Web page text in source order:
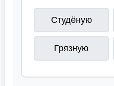
Студёную
Грязную